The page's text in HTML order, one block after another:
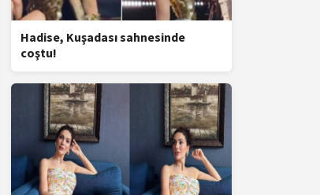
Hadise, Kuşadası sahnesinde
coştu!